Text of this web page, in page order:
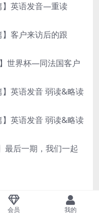
】英语发音—重读
客户来访后的跟
世界杯—同法国客户
英语发音 弱读&略读
英语发音 弱读&略读
最后一期，我们一起
会员 我的